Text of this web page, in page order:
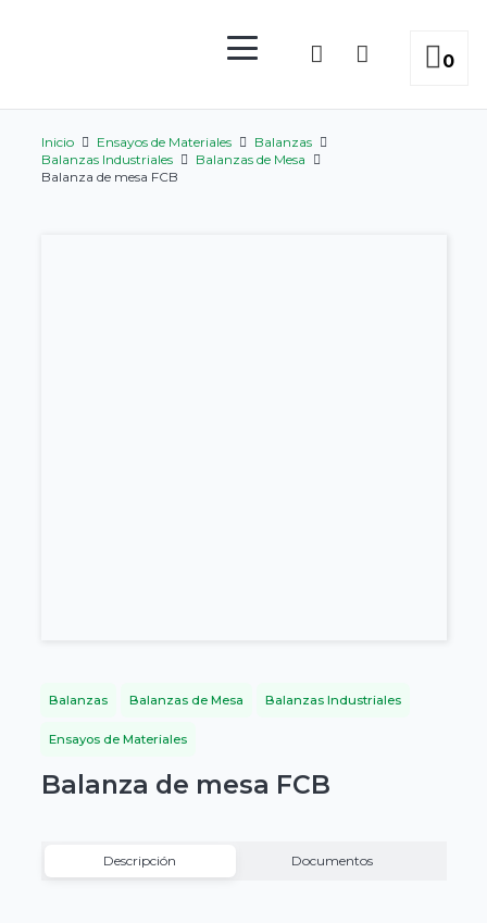
0
Inicio Ensayos de Materiales
Balanzas
Balanzas Industriales
Balanzas de Mesa
Balanza de mesa FCB
Balanzas Balanzas de Mesa Balanzas Industriales
Ensayos de Materiales
Balanza de mesa FCB
Descripción Documentos